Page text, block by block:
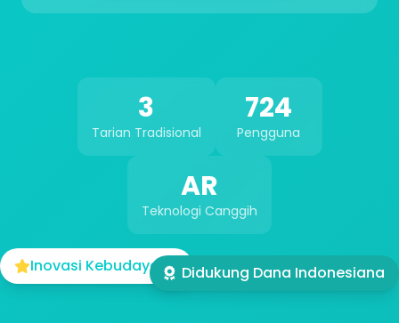
3
Tarian Tradisional
724
Pengguna
AR
Teknologi Canggih
Lihat dalam AR
Inovasi Kebudayaan Didukung Dana Indonesiana